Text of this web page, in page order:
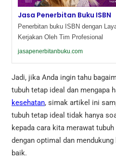
Jasa Penerbitan Buku ISBN
Penerbitan buku ISBN dengan
Kerjakan Oleh Tim Profesional
jasapenerbitanbuku.com
Jadi, jika Anda ingin tahu
tubuh tetap ideal dan mengapa
kesehatan, simak artikel ini
tubuh tetap ideal tidak hanya
kepada cara kita merawat
dengan optimal dan
baik.